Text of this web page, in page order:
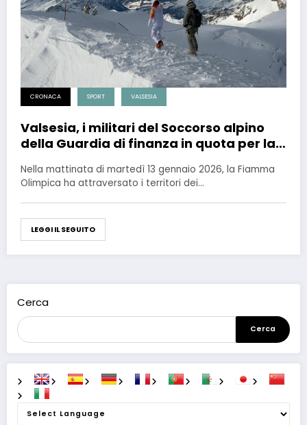
CRONACA SPORT VALSESIA
Valsesia, i militari del Soccorso alpino
della Guardia di finanza in quota per la
Nella mattinata di martedì 13 gennaio 2026, la Fiamma
Olimpica ha attraversato i territori dei…
LEGGI IL SEGUITO
Cerca
Cerca